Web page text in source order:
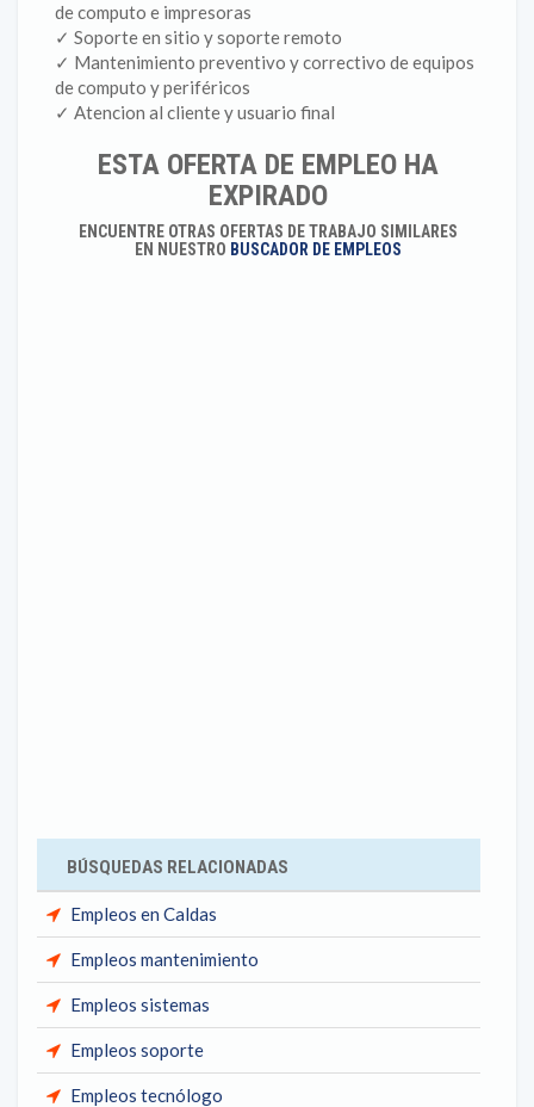
de computo e impresoras
✓ Soporte en sitio y soporte remoto
✓ Mantenimiento preventivo y correctivo de equipos
de computo y periféricos
✓ Atencion al cliente y usuario final
ESTA OFERTA DE EMPLEO HA
EXPIRADO
ENCUENTRE OTRAS OFERTAS DE TRABAJO SIMILARES
EN NUESTRO BUSCADOR DE EMPLEOS
BÚSQUEDAS RELACIONADAS
Empleos en Caldas
Empleos mantenimiento
Empleos sistemas
Empleos soporte
Empleos tecnólogo